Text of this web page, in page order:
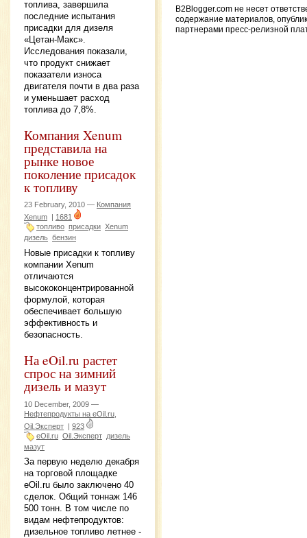
топлива, завершила
последние испытания
присадки для дизеля
«Цетан-Макс».
Исследования показали,
что продукт снижает
показатели износа
двигателя почти в два раза
и уменьшает расход
топлива до 7,8%.
Компания Xenum
представила на
рынке новое
поколение присадок
к топливу
23 February, 2010 — Компания
Xenum
1681
топливо присадки Xenum
дизель бензин
Новые присадки к топливу
компании Xenum
отличаются
высококонцентрированной
формулой, которая
обеспечивает большую
эффективность и
безопасность.
На eOil.ru растет
спрос на зимний
дизель и мазут
10 December, 2009 —
Нефтепродукты на eOil.ru,
Oil.Эксперт | 923
eOil.ru Oil.Эксперт дизель
мазут
За первую неделю декабря
на торговой площадке
eOil.ru было заключено 40
сделок. Общий тоннаж 146
500 тонн. В том числе по
видам нефтепродуктов:
дизельное топливо летнее -
B2Blogger.com не несет
содержание материалов,
партнерами пресс-релизной